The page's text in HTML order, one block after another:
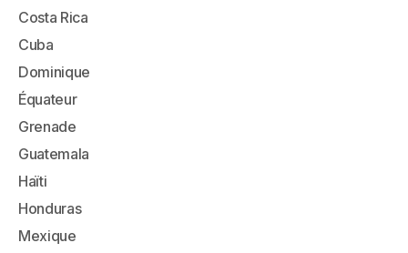
Costa Rica
Cuba
Dominique
Équateur
Grenade
Guatemala
Haïti
Honduras
Mexique